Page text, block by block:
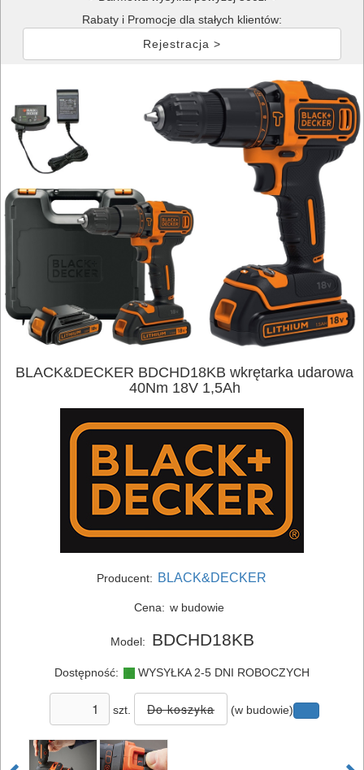
ELEKTRONARZĘDZIA
ELEKTRONARZĘDZIA
AKUMULATOROWE
ZESTAWY
NARZĘDZI
Rabaty i Promocje dla stałych klientów:
Rejestracja >
BLACK&DECKER BDCHD18KB wkrętarka udarowa
40Nm 18V 1,5Ah
Producent: BLACK&DECKER
Cena: w budowie
Model: BDCHD18KB
Dostępność: WYSYŁKA 2-5 DNI ROBOCZYCH
szt. (w budowie)